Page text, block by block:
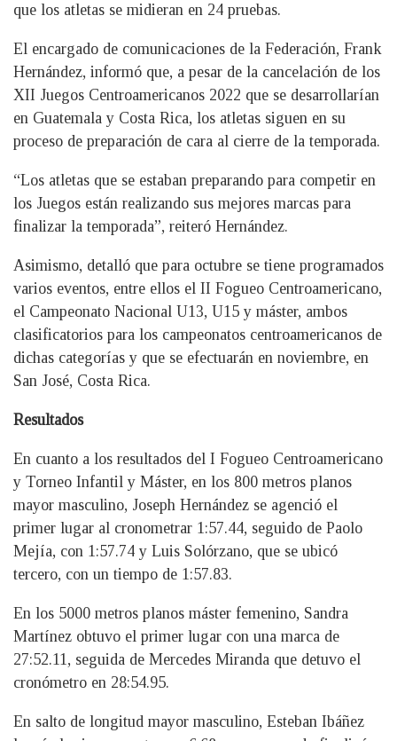
que los atletas se midieran en 24 pruebas.
El encargado de comunicaciones de la Federación, Frank
Hernández, informó que, a pesar de la cancelación de los
XII Juegos Centroamericanos 2022 que se desarrollarían
en Guatemala y Costa Rica, los atletas siguen en su
proceso de preparación de cara al cierre de la temporada.
“Los atletas que se estaban preparando para competir en
los Juegos están realizando sus mejores marcas para
finalizar la temporada”, reiteró Hernández.
Asimismo, detalló que para octubre se tiene programados
varios eventos, entre ellos el II Fogueo Centroamericano,
el Campeonato Nacional U13, U15 y máster, ambos
clasificatorios para los campeonatos centroamericanos de
dichas categorías y que se efectuarán en noviembre, en
San José, Costa Rica.
Resultados
En cuanto a los resultados del I Fogueo Centroamericano
y Torneo Infantil y Máster, en los 800 metros planos
mayor masculino, Joseph Hernández se agenció el
primer lugar al cronometrar 1:57.44, seguido de Paolo
Mejía, con 1:57.74 y Luis Solórzano, que se ubicó
tercero, con un tiempo de 1:57.83.
En los 5000 metros planos máster femenino, Sandra
Martínez obtuvo el primer lugar con una marca de
27:52.11, seguida de Mercedes Miranda que detuvo el
cronómetro en 28:54.95.
En salto de longitud mayor masculino, Esteban Ibáñez